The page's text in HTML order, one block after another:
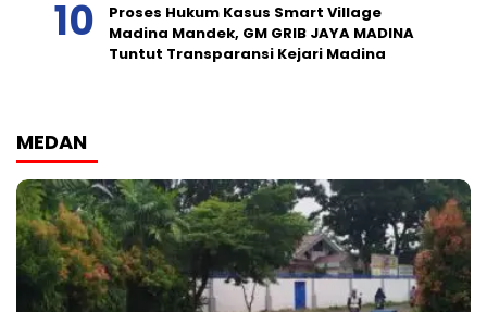
Proses Hukum Kasus Smart Village
Madina Mandek, GM GRIB JAYA MADINA
Tuntut Transparansi Kejari Madina
MEDAN